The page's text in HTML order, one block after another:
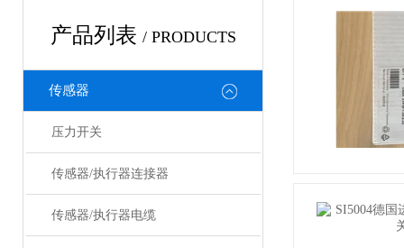
产品列表 / PRODUCTS
传感器
压力开关
传感器/执行器连接器
传感器/执行器电缆